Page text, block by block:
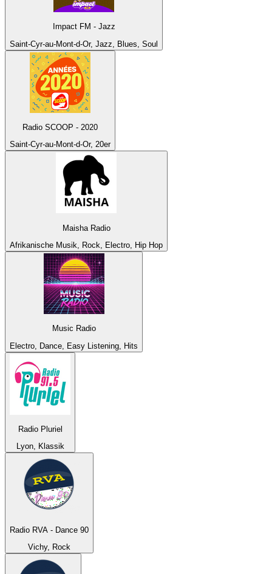
Impact FM - Jazz
Saint-Cyr-au-Mont-d-Or, Jazz, Blues, Soul
Radio SCOOP - 2020
Saint-Cyr-au-Mont-d-Or, 20er
Maisha Radio
Afrikanische Musik, Rock, Electro, Hip Hop
Music Radio
Electro, Dance, Easy Listening, Hits
Radio Pluriel
Lyon, Klassik
Radio RVA - Dance 90
Vichy, Rock